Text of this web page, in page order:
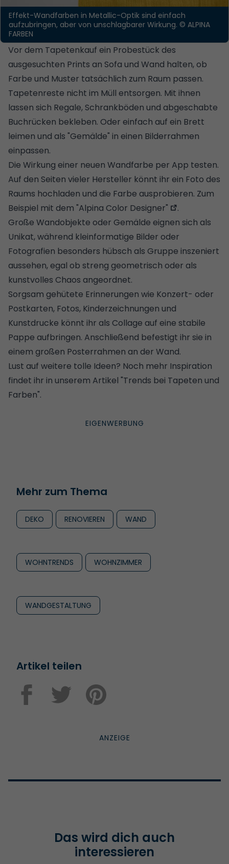
Effekt-Wandfarben in Metallic-Optik sind einfach
aufzubringen, aber von unschlagbarer Wirkung. © ALPINA
FARBEN
Vor dem Tapetenkauf ein Probestück des
ausgesuchten Prints an Sofa und Wand halten, ob
Farbe und Muster tatsächlich zum Raum passen.
Tapetenreste nicht im Müll entsorgen. Mit ihnen
lassen sich Regale, Schrankböden und abgeschabte
Buchrücken bekleben. Oder einfach auf ein Brett
leimen und als "Gemälde" in einen Bilderrahmen
einpassen.
Die Wirkung einer neuen Wandfarbe per App testen.
Auf den Seiten vieler Hersteller könnt ihr ein Foto des
Raums hochladen und die Farbe ausprobieren. Zum
Beispiel mit dem "Alpina Color Designer"
.
Große Wandobjekte oder Gemälde eignen sich als
Unikat, während kleinformatige Bilder oder
Fotografien besonders hübsch als Gruppe inszeniert
aussehen, egal ob streng geometrisch oder als
kunstvolles Chaos angeordnet.
Sorgsam gehütete Erinnerungen wie Konzert- oder
Postkarten, Fotos, Kinderzeichnungen und
Kunstdrucke könnt ihr als Collage auf eine stabile
Pappe aufbringen. Anschließend befestigt ihr sie in
einem großen Posterrahmen an der Wand.
Lust auf weitere tolle Ideen? Noch mehr Inspiration
findet ihr in unserem Artikel "Trends bei Tapeten und
Farben".
Mehr zum Thema
DEKO RENOVIEREN WAND
WOHNTRENDS WOHNZIMMER
WANDGESTALTUNG
Artikel teilen
Das wird dich auch
interessieren